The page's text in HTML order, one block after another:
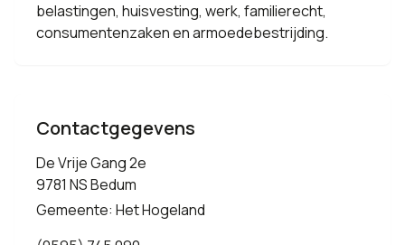
belastingen, huisvesting, werk, familierecht,
consumentenzaken en armoedebestrijding.
Contactgegevens
De Vrije Gang 2e
9781 NS Bedum
Gemeente: Het Hogeland